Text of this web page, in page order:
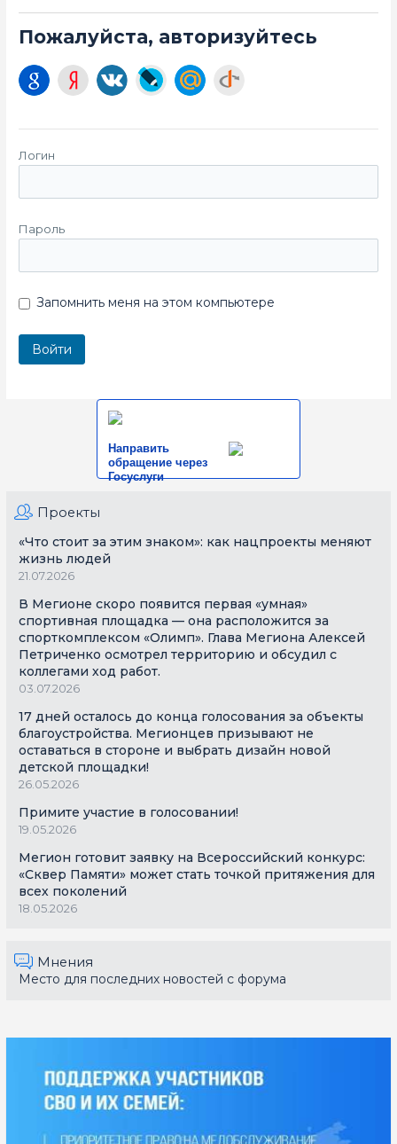
Пожалуйста, авторизуйтесь
Логин
Пароль
Запомнить меня на этом компьютере
Направить
обращение через
Госуслуги
Проекты
«Что стоит за этим знаком»: как нацпроекты меняют
жизнь людей
21.07.2026
В Мегионе скоро появится первая «умная»
спортивная площадка — она расположится за
спорткомплексом «Олимп». Глава Мегиона Алексей
Петриченко осмотрел территорию и обсудил с
коллегами ход работ.
03.07.2026
17 дней осталось до конца голосования за объекты
благоустройства. Мегионцев призывают не
оставаться в стороне и выбрать дизайн новой
детской площадки!
26.05.2026
Примите участие в голосовании!
19.05.2026
Мегион готовит заявку на Всероссийский конкурс:
«Сквер Памяти» может стать точкой притяжения для
всех поколений
18.05.2026
Мнения
Место для последних новостей с форума